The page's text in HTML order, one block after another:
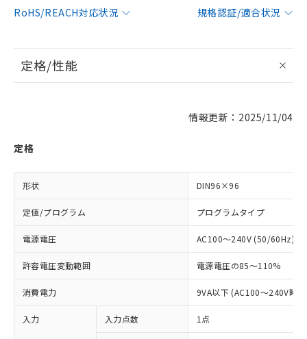
RoHS/REACH対応状況
規格認証/適合状況
定格/性能
情報更新：2025/11/04
定格
形状 DIN96×96
定値/プログラム プログラムタイプ
電源電圧 AC100～240V (50/60Hz)
許容電圧変動範囲 電源電圧の85～110%
消費電力 9VA以下 (AC100～240V時)
入力 入力点数 1点